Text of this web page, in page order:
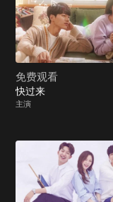
免费观看
快过来
主演